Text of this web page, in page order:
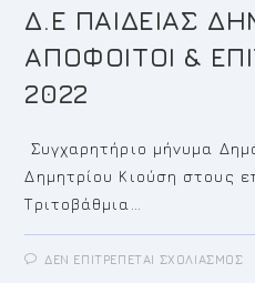
Δ.Ε ΠΑΙΔΕΙΑΣ
ΑΠΟΦΟΙΤΟΙ &
2022
Συγχαρητήριο μήνυμα
Δημητρίου Κιούση στους
Τριτοβάθμια…
ΔΕΝ ΕΠΙΤΡΈΠΕΤΑΙ ΣΧΟΛΙΑΣΜΌΣ